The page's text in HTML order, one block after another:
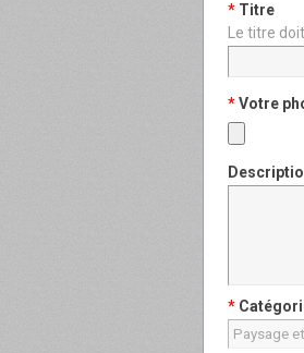
* Titre
Le titre
*Votre
*